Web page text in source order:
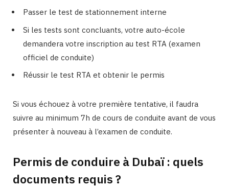
Passer le test de stationnement interne
Si les tests sont concluants, votre auto-école
demandera votre inscription au test RTA (examen
officiel de conduite)
Réussir le test RTA et obtenir le permis
Si vous échouez à votre première tentative, il faudra
suivre au minimum 7h de cours de conduite avant de vous
présenter à nouveau à l’examen de conduite.
Permis de conduire à Dubaï : quels
documents requis ?